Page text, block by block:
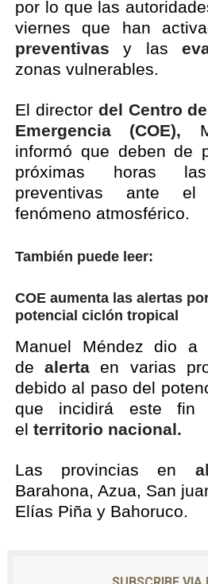
por lo que las
viernes que han
preventivas y las
zonas vulnerables.
El director del Centro
Emergencia (COE),
informó que deben de
próximas horas las
preventivas ante el
fenómeno atmosférico.
También puede leer:
COE aumenta las alertas
potencial ciclón tropical
Manuel Méndez dio a
dealerta en varias
debido al paso del
que incidirá este fin
el territorio nacional.
Las provincias en
Barahona, Azua, San
Elías Piña y Bahoruco.